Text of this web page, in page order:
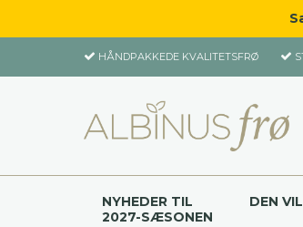
HÅNDPAKKEDE KVALITETSFRØ
NYHEDER TIL
2027-SÆSONEN
DEN